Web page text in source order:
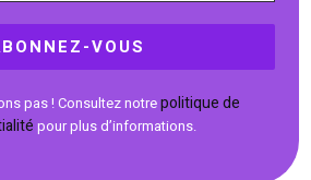
pas ! Consultez notrepolitique de
pour plus d’informations.